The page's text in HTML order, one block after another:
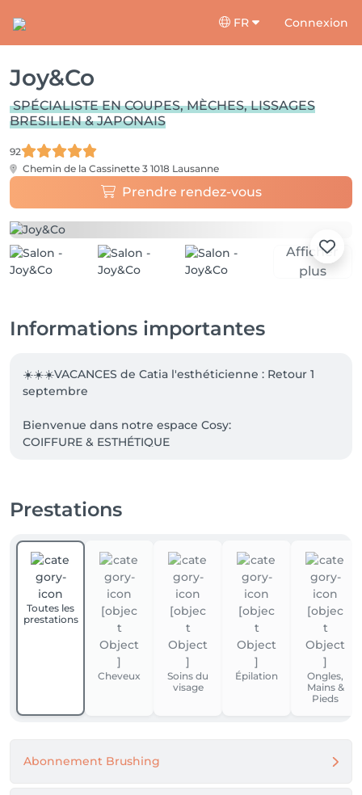
FR Connexion
Joy&Co
SPÉCIALISTE EN COUPES, MÈCHES, LISSAGES
BRESILIEN & JAPONAIS
92
Chemin de la Cassinette 3 1018 Lausanne
Prendre rendez-vous
Afficher
plus
Informations importantes
☀️☀️☀️VACANCES de Catia l'esthéticienne : Retour 1
septembre
Bienvenue dans notre espace Cosy:
COIFFURE & ESTHÉTIQUE
BRESILIEN & JAPONAIS
Je travaille avec la marque Keune pour la coloration,
shampoing et soin.
Et la marque DOX pour lissage et Botox.
Et un espace esthétique avec manucure et pédicure,
épilation, beauté du regard avec Catia
Prestations
Toutes les
prestations
Cheveux
Soins du
visage
Épilation
Ongles,
Mains &
Pieds
Abonnement Brushing